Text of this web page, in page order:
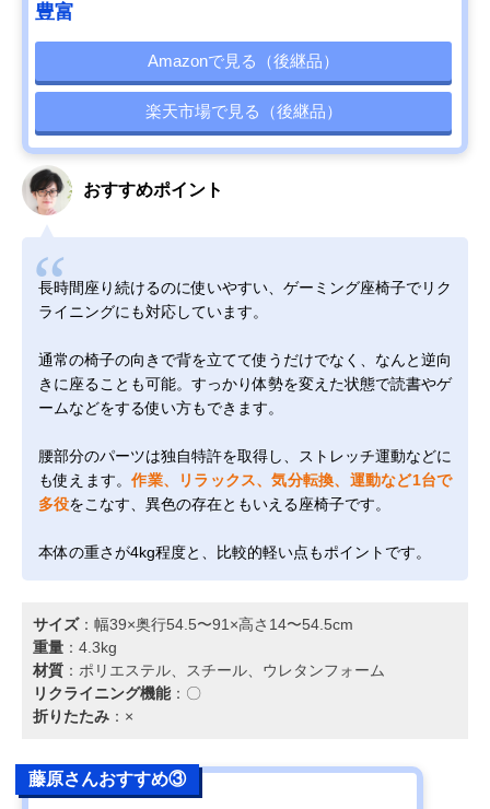
豊富
Amazonで見る（後継品）
楽天市場で見る（後継品）
おすすめポイント
長時間座り続けるのに使いやすい、ゲーミング座椅子でリク
ライニングにも対応しています。
通常の椅子の向きで背を立てて使うだけでなく、なんと逆向
きに座ることも可能。すっかり体勢を変えた状態で読書やゲ
ームなどをする使い方もできます。
腰部分のパーツは独自特許を取得し、ストレッチ運動などに
も使えます。作業、リラックス、気分転換、運動など1台で
多役をこなす、異色の存在ともいえる座椅子です。
本体の重さが4kg程度と、比較的軽い点もポイントです。
サイズ：幅39×奥行54.5〜91×高さ14〜54.5cm
重量 ：4.3kg
材質 ：ポリエステル、スチール、ウレタンフォーム
リクライニング機能：〇
折りたたみ ：×
藤原さんおすすめ③